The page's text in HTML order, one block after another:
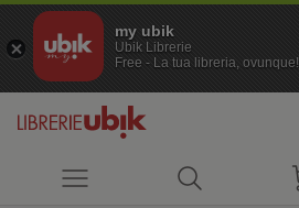
my ubik
Ubik Librerie
Free - La tua libreria, ovunque!